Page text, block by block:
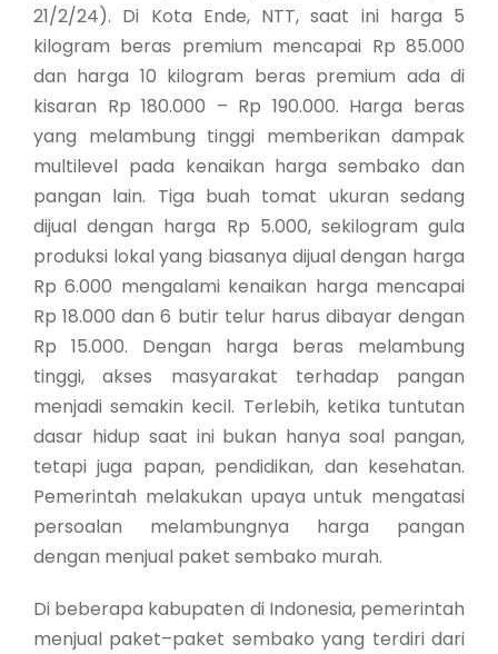
21/2/24). Di Kota Ende, NTT, saat ini harga 5
kilogram beras premium mencapai Rp 85.000
dan harga 10 kilogram beras premium ada di
kisaran Rp 180.000 – Rp 190.000. Harga beras
yang melambung tinggi memberikan dampak
multilevel pada kenaikan harga sembako dan
pangan lain. Tiga buah tomat ukuran sedang
dijual dengan harga Rp 5.000, sekilogram gula
produksi lokal yang biasanya dijual dengan harga
Rp 6.000 mengalami kenaikan harga mencapai
Rp 18.000 dan 6 butir telur harus dibayar dengan
Rp 15.000. Dengan harga beras melambung
tinggi, akses masyarakat terhadap pangan
menjadi semakin kecil. Terlebih, ketika tuntutan
dasar hidup saat ini bukan hanya soal pangan,
tetapi juga papan, pendidikan, dan kesehatan.
Pemerintah melakukan upaya untuk mengatasi
persoalan melambungnya harga pangan
dengan menjual paket sembako murah.
Di beberapa kabupaten di Indonesia, pemerintah
menjual paket–paket sembako yang terdiri dari